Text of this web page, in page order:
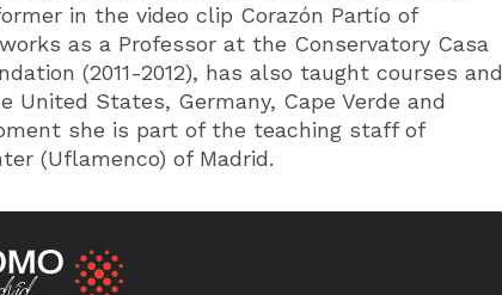
in the video clip Corazón Partío of
as a Professor at the Conservatory Casa
(2011-2012), has also taught courses and
United States, Germany, Cape Verde and
she is part of the teaching staff of
(Uflamenco) of Madrid.